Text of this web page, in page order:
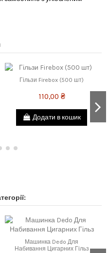
Гільзи Firebox (500 шт)
110,00 ₴
Додати в кошик
Машинка Dedo Для
Набивання Цигарних Гільз